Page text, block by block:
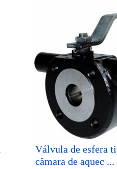
Válvula de esfera
câmara de aquec ...